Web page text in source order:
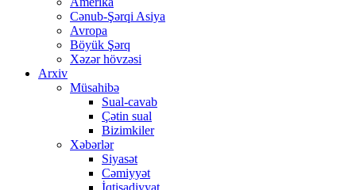
Cənub-Şərqi Asiya
Avropa
Böyük Şərq
Xəzər hövzəsi
Arxiv
Müsahibə
Sual-cavab
Çətin sual
Bizimkiler
Xəbərlər
Siyasət
Cəmiyyət
İqtisadiyyat